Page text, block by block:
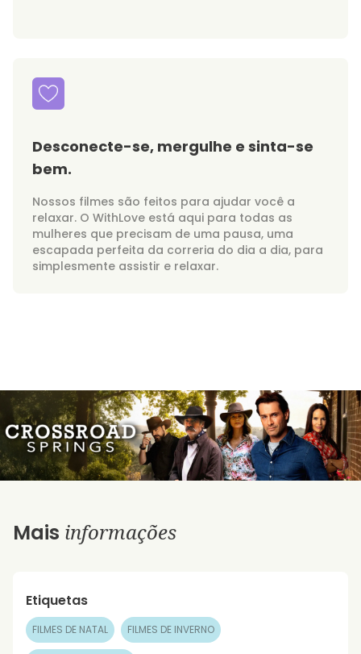
Desconecte-se, mergulhe e sinta-se
bem.
Nossos filmes são feitos para ajudar você a
relaxar. O WithLove está aqui para todas as
mulheres que precisam de uma pausa, uma
escapada perfeita da correria do dia a dia, para
simplesmente assistir e relaxar.
Mais informações
Etiquetas
FILMES DE NATAL FILMES DE INVERNO